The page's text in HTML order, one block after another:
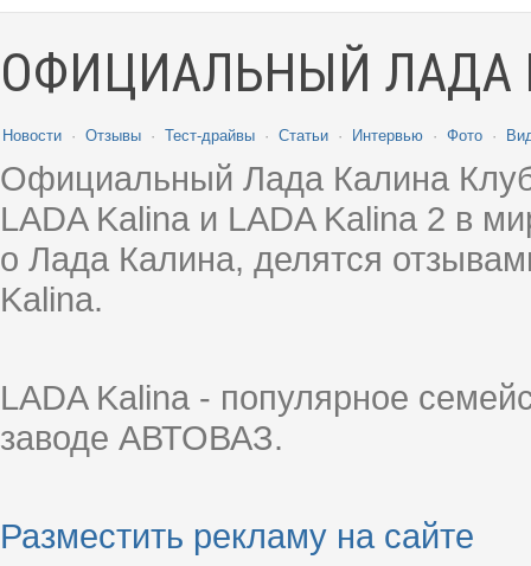
ОФИЦИАЛЬНЫЙ ЛАДА
Новости · Отзывы · Тест-драйвы · Статьи · Интервью · Фото ·
Официальный Лада Калина
LADA Kalina и LADA Kalina 2 в
о Лада Калина, делятся
Kalina.
LADA Kalina - популярное
заводе АВТОВАЗ.
Разместить рекламу на сайте